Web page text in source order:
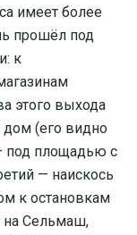
имеет более
прошёл под
к
этого выхода
дом (его видно
под площадью с
— наискось
к остановкам
на Сельмаш,